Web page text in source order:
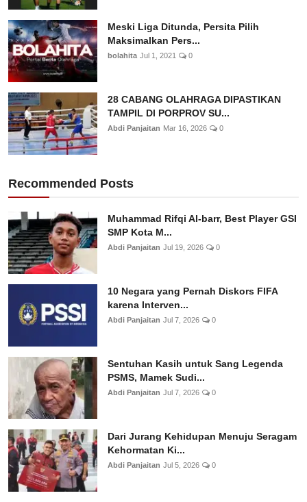
Meski Liga Ditunda, Persita Pilih
Maksimalkan Pers...
bolahita Jul 1, 2021 0
28 CABANG OLAHRAGA DIPASTIKAN
TAMPIL DI PORPROV SU...
Abdi Panjaitan Mar 16, 2026 0
Recommended Posts
Muhammad Rifqi Al-barr, Best Player GSI
SMP Kota M...
Abdi Panjaitan Jul 19, 2026 0
10 Negara yang Pernah Diskors FIFA
karena Interven...
Abdi Panjaitan Jul 7, 2026 0
Sentuhan Kasih untuk Sang Legenda
PSMS, Mamek Sudi...
Abdi Panjaitan Jul 7, 2026 0
Dari Jurang Kehidupan Menuju Seragam
Kehormatan Ki...
Abdi Panjaitan Jul 5, 2026 0